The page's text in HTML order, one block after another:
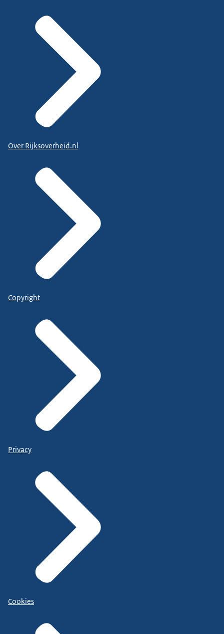
Over Rijksoverheid.nl
Copyright
Privacy
Cookies